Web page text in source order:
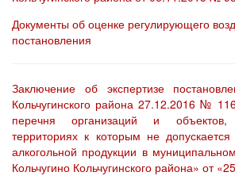
Документы об оценке регулирующего
постановления
Заключение об экспертизе
Кольчугинского района 27.12.2016 №
перечня организаций и
территориях к которым не
алкогольной продукции в
Кольчугино Кольчугинского района» от